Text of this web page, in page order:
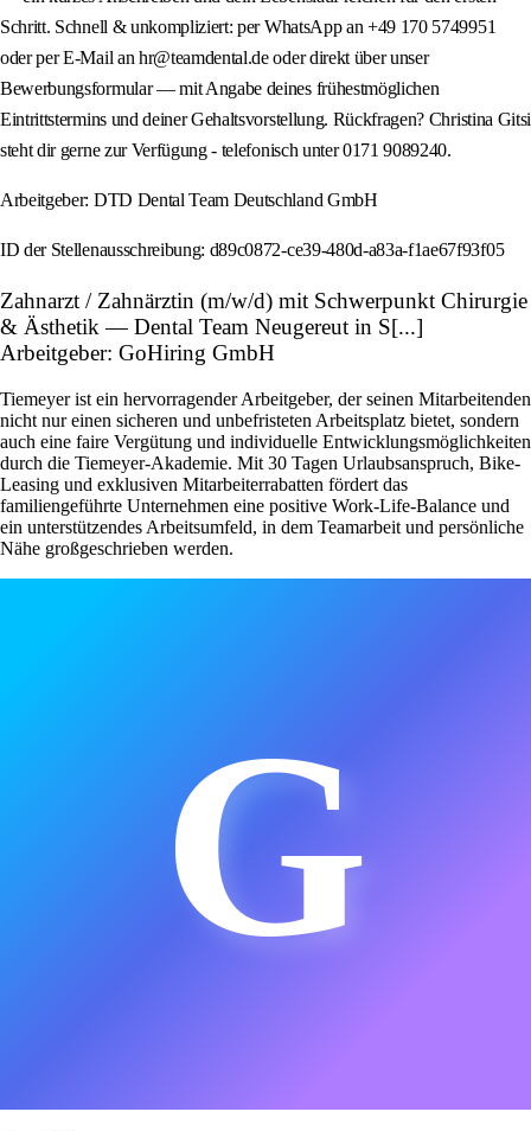
Schritt. Schnell & unkompliziert: per WhatsApp an +49 170 5749951
oder per E-Mail an hr@teamdental.de oder direkt über unser
Bewerbungsformular — mit Angabe deines frühestmöglichen
Eintrittstermins und deiner Gehaltsvorstellung. Rückfragen? Christina Gitsi
steht dir gerne zur Verfügung - telefonisch unter 0171 9089240.
Arbeitgeber: DTD Dental Team Deutschland GmbH
ID der Stellenausschreibung: d89c0872-ce39-480d-a83a-f1ae67f93f05
Zahnarzt / Zahnärztin (m/w/d) mit Schwerpunkt Chirurgie
& Ästhetik — Dental Team Neugereut in S[...]
Arbeitgeber: GoHiring GmbH
Tiemeyer ist ein hervorragender Arbeitgeber, der seinen Mitarbeitenden
nicht nur einen sicheren und unbefristeten Arbeitsplatz bietet, sondern
auch eine faire Vergütung und individuelle Entwicklungsmöglichkeiten
durch die Tiemeyer-Akademie. Mit 30 Tagen Urlaubsanspruch, Bike-
Leasing und exklusiven Mitarbeiterrabatten fördert das
familiengeführte Unternehmen eine positive Work-Life-Balance und
ein unterstützendes Arbeitsumfeld, in dem Teamarbeit und persönliche
Nähe großgeschrieben werden.
G